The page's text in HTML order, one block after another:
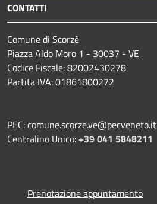
CONTATTI
Comune di Scorzè
Piazza Aldo Moro 1 - 30037 - VE
Codice Fiscale: 82002430278
Partita IVA: 01861800272
PEC: comune.scorze.ve@pecveneto.it
Centralino Unico:+39 041 5848211
Prenotazione appuntamento